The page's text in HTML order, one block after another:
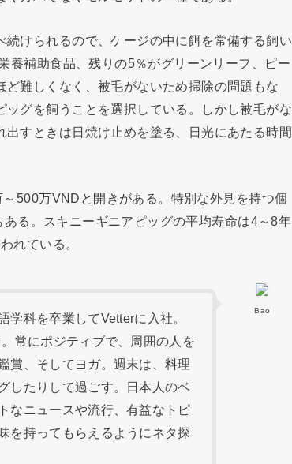
けられるので、ケージの中に餌を常備する飼い
養補助食品、残りの5％がグリーンリーフ、ピー
難しくなく、被毛がないため掃除の問題もな
グを飼うことを選択している。しかし被毛がな
すときは日焼け止めを塗る、日光にあたる時間
500万VNDと開きがある。特別な外見を持つ個
る。スキニーギニアピッグの平均寿命は4～8年
れている。
Bao
学科を卒業してVetterに入社。
常にポジティブで、周囲の人を
賞、そしてヨガ。週末は、料理
したりして過ごす。日本人のベ
なニュースや流行、有益なトピ
を持ってもらえるようにネタ探